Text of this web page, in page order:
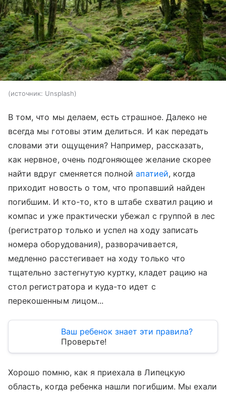
источник: Unsplash
В том, что мы делаем, есть страшное. Далеко не
всегда мы готовы этим делиться. И как передать
словами эти ощущения? Например, рассказать,
как нервное, очень подгоняющее желание скорее
найти вдруг сменяется полнойапатией, когда
приходит новость о том, что пропавший найден
погибшим. И кто-то, кто в штабе схватил рацию и
компас и уже практически убежал с группой в лес
(регистратор только и успел на ходу записать
номера оборудования), разворачивается,
медленно расстегивает на ходу только что
тщательно застегнутую куртку, кладет рацию на
стол регистратора и куда-то идет с
перекошенным лицом...
Ваш ребенок знает эти правила?
Проверьте!
Хорошо помню, как я приехала в Липецкую
область, когда ребенка нашли погибшим. Мы ехали